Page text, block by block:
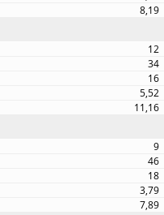
8,19
12
34
16
5,52
11,16
9
46
18
3,79
7,89